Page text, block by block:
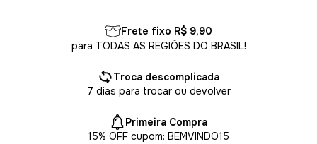
Frete fixo R$ 9,90
para TODAS AS REGIÕES DO BRASIL!
Troca descomplicada
7 dias para trocar ou devolver
Primeira Compra
15% OFF cupom: BEMVINDO15